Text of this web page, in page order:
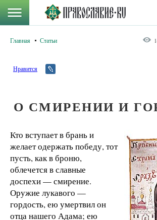
Главная Статьи
Нравится
О СМИРЕНИИ И
Кто вступает в брань и
желает одержать победу, тот
пусть, как в броню,
облечется в славные
доспехи — смирение.
Оружие лукавого —
гордость, ею умертвил он
отца нашего Адама; ею